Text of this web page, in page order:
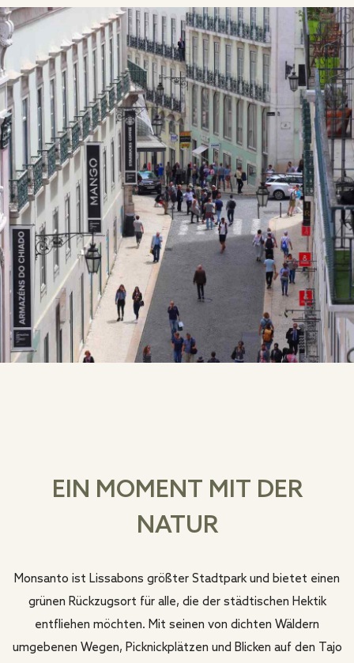
EIN MOMENT MIT DER
NATUR
Monsanto ist Lissabons größter Stadtpark und bietet einen
grünen Rückzugsort für alle, die der städtischen Hektik
entfliehen möchten. Mit seinen von dichten Wäldern
umgebenen Wegen, Picknickplätzen und Blicken auf den Tajo